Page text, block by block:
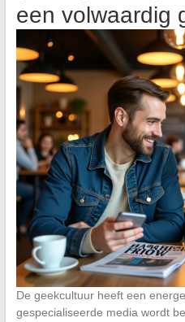
een volwaardig
De geekcultuur heeft een
gespecialiseerde media wordt